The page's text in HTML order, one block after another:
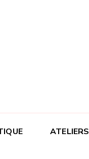
ATELIERS